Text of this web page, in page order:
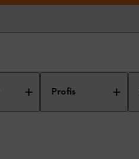
Profis